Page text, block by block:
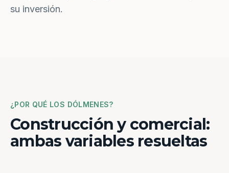
su inversión.
¿POR QUÉ LOS DÓLMENES?
Construcción y comercial:
ambas variables resueltas